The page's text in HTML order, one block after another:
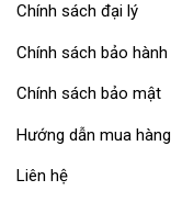
Chính sách đại lý
Chính sách bảo hành
Chính sách bảo mật
Hướng dẫn mua hàng
Liên hệ